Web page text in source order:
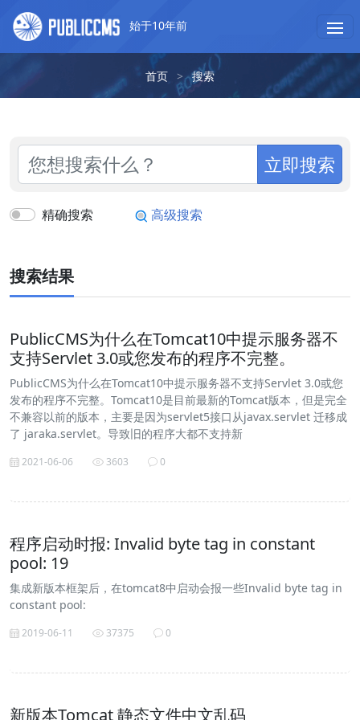
始于10年前
首页 > 搜索
立即搜索
精确搜索 高级搜索
搜索结果
PublicCMS为什么在Tomcat10中提示服务器不
支持Servlet 3.0或您发布的程序不完整。
PublicCMS为什么在Tomcat10中提示服务器不支持Servlet 3.0或您
发布的程序不完整。Tomcat10是目前最新的Tomcat版本，但是完全
不兼容以前的版本，主要是因为servlet5接口从javax.servlet 迁移成
了 jaraka.servlet。导致旧的程序大都不支持新
2021-06-06 3603 0
程序启动时报: Invalid byte tag in constant
pool: 19
集成新版本框架后，在tomcat8中启动会报一些Invalid byte tag in
constant pool:
2019-06-11 37375 0
新版本Tomcat 静态文件中文乱码